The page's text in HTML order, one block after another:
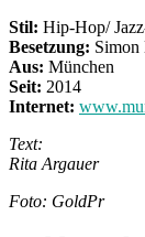
Stil: Hip-Hop/
Besetzung: Simon
Aus: München
Seit: 2014
Internet:
Text:
Rita Argauer
Foto: GoldPr